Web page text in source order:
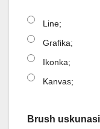
Line;
Grafika;
Ikonka;
Kanvas;
Brush